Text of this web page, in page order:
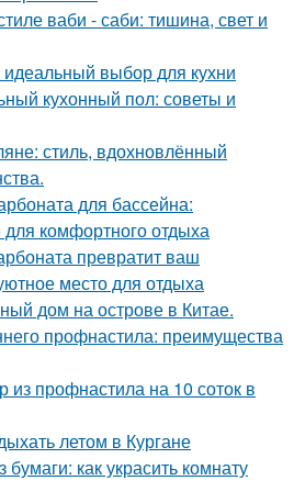
ваби - саби: тишина, свет и
выбор для кухни
кухонный пол: советы и
стиль, вдохновлённый
для бассейна:
комфортного отдыха
превратит ваш
место для отдыха
дом на острове в Китае.
профнастила: преимущества
из профнастила на 10 соток в
летом в Кургане
как украсить комнату